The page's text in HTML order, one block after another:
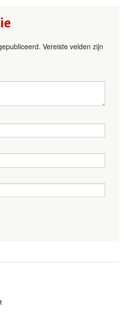
Vereiste velden zijn